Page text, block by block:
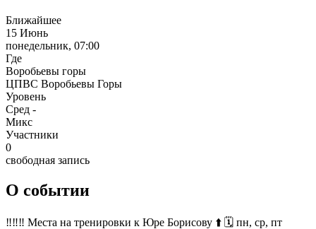
Ближайшее
15 Июнь
понедельник, 07:00
Где
Воробьевы горы
ЦПВС Воробьевы Горы
Уровень
Сред -
Микс
Участники
0
свободная запись
О событии
‼️‼️‼️ Места на тренировки к Юре Борисову ⬆️ 🗓 пн, ср, пт